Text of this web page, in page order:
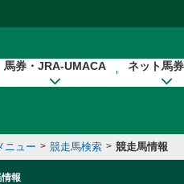
馬券・JRA-UMACA ネット馬
ニュー > 競走馬検索 > 競走馬情報
報